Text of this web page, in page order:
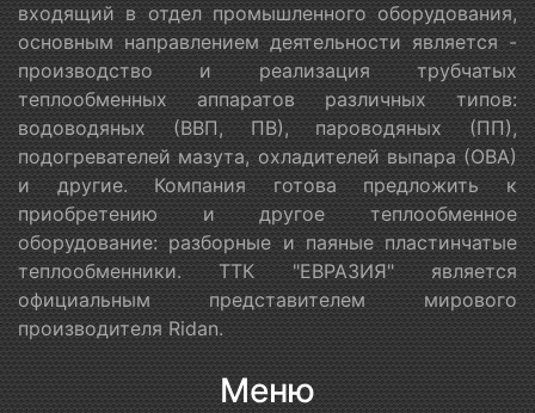
входящий в отдел промышленного оборудования,
основным направлением деятельности является -
производство и реализация трубчатых
теплообменных аппаратов различных типов:
водоводяных (ВВП, ПВ), пароводяных (ПП),
подогревателей мазута, охладителей выпара (ОВА)
и другие. Компания готова предложить к
приобретению и другое теплообменное
оборудование: разборные и паяные пластинчатые
теплообменники. ТТК "ЕВРАЗИЯ" является
официальным представителем мирового
производителя Ridan.
Меню